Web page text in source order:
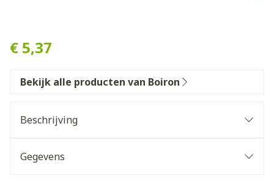
€ 5,37
Bekijk alle producten van Boiron
Beschrijving
Gegevens